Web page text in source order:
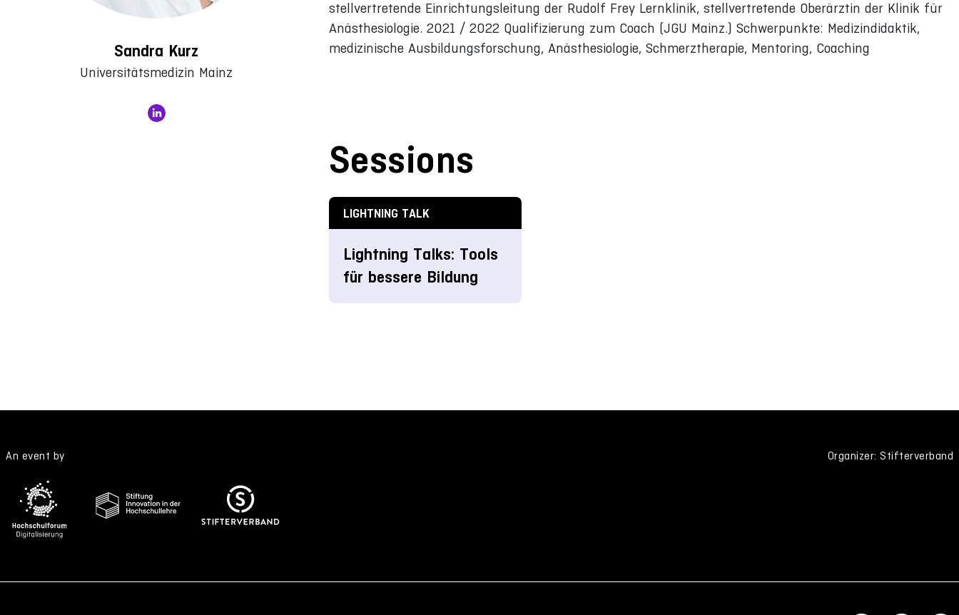
Sandra Kurz
Universitätsmedizin Mainz
stellvertretende Einrichtungsleitung der Rudolf Frey Lernklinik, stellvertretende Oberärztin der Klinik für
Anästhesiologie. 2021 / 2022 Qualifizierung zum Coach (JGU Mainz.) Schwerpunkte: Medizindidaktik,
medizinische Ausbildungsforschung, Anästhesiologie, Schmerztherapie, Mentoring, Coaching
Sessions
LIGHTNING TALK
Lightning Talks: Tools
für bessere Bildung
An event by Organizer: Stifterverband